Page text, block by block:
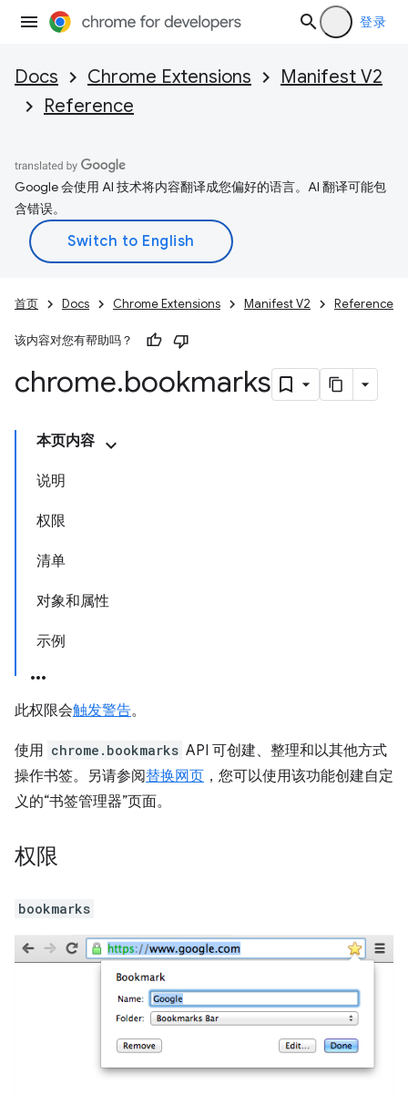
登录
Docs Chrome Extensions
Manifest V2
Reference
Google 会使用 AI 技术将内容翻译成您偏好的语言。AI 翻译可能包
含错误。
首页 Docs Chrome Extensions Manifest V2 Reference
该内容对您有帮助吗？
chrome.bookmarks
本页内容
说明
权限
清单
对象和属性
示例
此权限会触发警告。
使用 chrome.bookmarks API 可创建、整理和以其他方式
操作书签。另请参阅替换网页 ，您可以使用该功能创建自定
义的“书签管理器”页面。
权限
bookmarks